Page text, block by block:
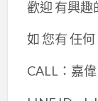
歡迎 有興趣
如 您有 任
CALL：嘉